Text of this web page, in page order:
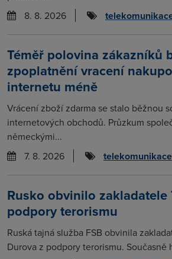
8. 8. 2026
Téměř polovina zákazníků
zpoplatnění vracení
internetu méně
Vrácení zboží zdarma se stalo běžnou
internetových obchodů. Průzkum
německými...
7. 8. 2026
telekomunikace
Rusko obvinilo zakladatele
podpory terorismu
Ruská tajná služba FSB obvinila
Durova z podpory terorismu. Současně